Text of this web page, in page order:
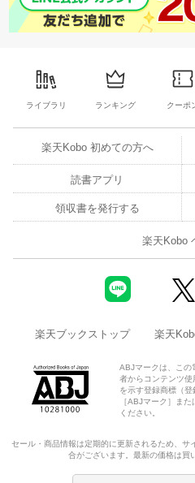
ライブラリ ランキング クーポ
楽天Kobo 初めての方へ
読書アプリ
領収書を発行する
楽天Kobo
楽天ブックストップ 楽天
ABJマークは、この
者からコンテンツ使
を示す登録商標（
［ABJマーク］ま
ください。
セール・商品情報は定期的に更新されるため、
合がございます。最新の価格は買